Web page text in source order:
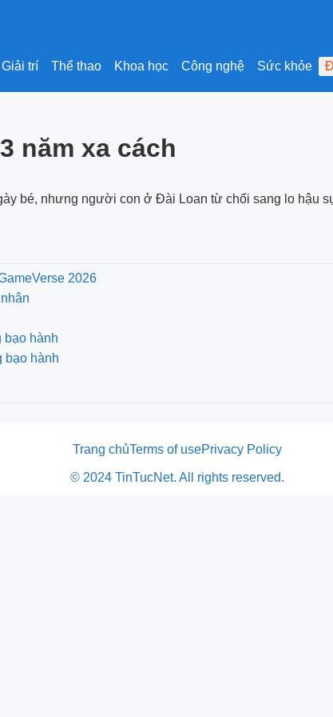
Giải trí Thể thao Khoa học Công nghệ Sức khỏe
năm xa cách
bé, nhưng người con ở Đài Loan từ chối sang lo hậu
2026
bạo hành
bạo hành
Trang chủTerms of usePrivacy Policy
© 2024 TinTucNet. All rights reserved.